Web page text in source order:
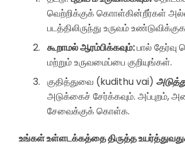
வெற்றிக்குக் கொாள்கின்றீர்கள்
படத்திலிருந்து உருவம்
கூறாமல் ஆரம்பிக்கவும்:பால் தேர்வு
மற்றும் உருவமைப்பை குறியுங்கள்.
குதித்துவை (kudithu vai)
அடுக்கைச் சேர்க்கவும். அப்புறம்,
சேவைக்குக் கொள்க.
உங்கள் உள்ளடக்கத்தை திருத்த